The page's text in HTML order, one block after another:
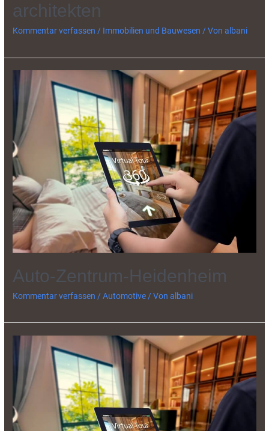
architekten
Kommentar verfassen / Immobilien und Bauwesen / Vonalbani
Auto-Zentrum-Heidenheim
Kommentar verfassen /Automotive / Vonalbani